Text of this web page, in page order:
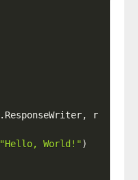
. ResponseWriter,
"Hello, World!")